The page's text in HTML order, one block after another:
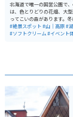
北海道で唯一の国営公園で
は、色とりどりの花畑、大
ってこいの森があります。
ルド」と名前を変えて冬季
遊びを楽しめるスポットで
#絶景スポット #山｜高原#
#ソフトクリーム#イベント